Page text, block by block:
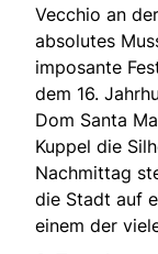
Vecchio an
absolutes
imposante
dem 16.
Dom Santa
Kuppel die
Nachmittag
die Stadt auf
einem der